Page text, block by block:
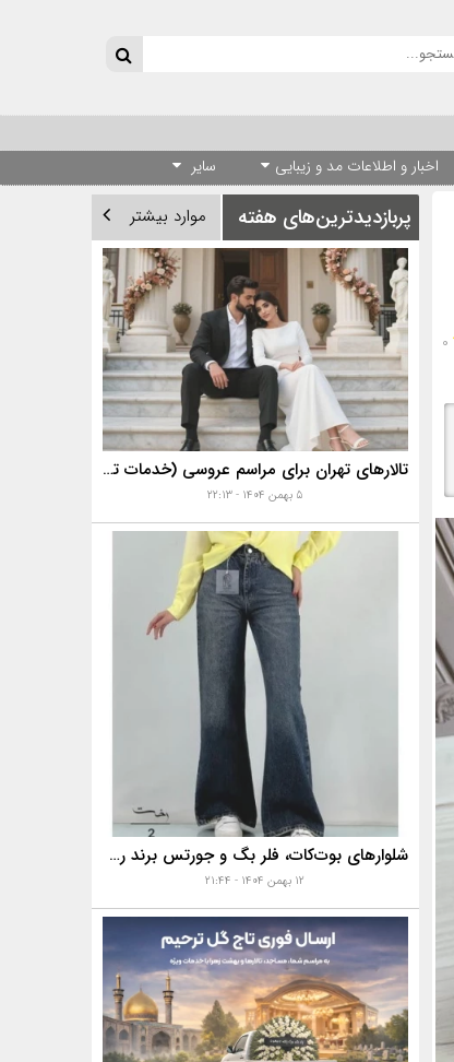
اخبار و اطلاعات مد و زیبایی سایر
۰
پربازدیدترین‌های هفته موارد بیشتر
تالارهای تهران برای مراسم عروسی (خدمات تالارهای برتر)
۵ بهمن ۱۴۰۴ - ۲۲:۱۳
شلوارهای بوت‌کات، فلر بگ و جورتس برند رخت
۱۲ بهمن ۱۴۰۴ - ۲۱:۴۴